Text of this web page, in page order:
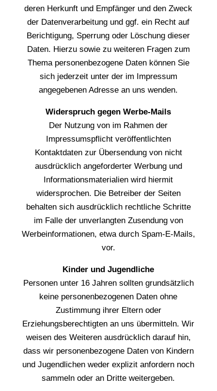
deren Herkunft und Empfänger und den Zweck
der Datenverarbeitung und ggf. ein Recht auf
Berichtigung, Sperrung oder Löschung dieser
Daten. Hierzu sowie zu weiteren Fragen zum
Thema personenbezogene Daten können Sie
sich jederzeit unter der im Impressum
angegebenen Adresse an uns wenden.
Widerspruch gegen Werbe-Mails
Der Nutzung von im Rahmen der
Impressumspflicht veröffentlichten
Kontaktdaten zur Übersendung von nicht
ausdrücklich angeforderter Werbung und
Informationsmaterialien wird hiermit
widersprochen. Die Betreiber der Seiten
behalten sich ausdrücklich rechtliche Schritte
im Falle der unverlangten Zusendung von
Werbeinformationen, etwa durch Spam-E-Mails,
vor.
Kinder und Jugendliche
Personen unter 16 Jahren sollten grundsätzlich
keine personenbezogenen Daten ohne
Zustimmung ihrer Eltern oder
Erziehungsberechtigten an uns übermitteln. Wir
weisen des Weiteren ausdrücklich darauf hin,
dass wir personenbezogene Daten von Kindern
und Jugendlichen weder explizit anfordern noch
sammeln oder an Dritte weitergeben.